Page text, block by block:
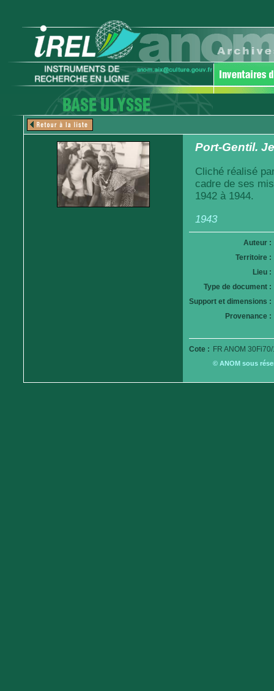
Port-Gentil.
Cliché réalisé
cadre de ses
1942 à 1944.
1943
Auteur :
Territoire :
Lieu :
Type de document :
Support et dimensions :
Provenance :
Cote : FR ANOM
© ANOM sous